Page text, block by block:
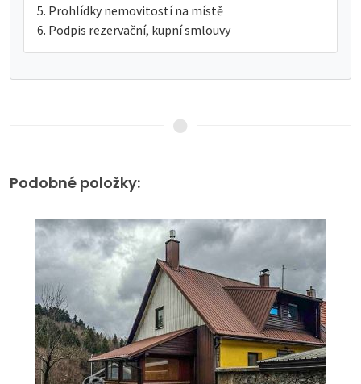
Prohlídky nemovitostí na místě
Podpis rezervační, kupní smlouvy
Podobné položky: